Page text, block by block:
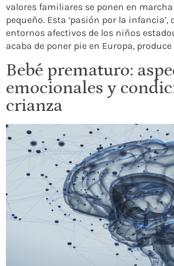
valores familiares se ponen en
pequeño. Esta ‘pasión por la
entornos afectivos de los niños
acaba de poner pie en Europa, produce
Bebé prematuro:
emocionales y
crianza